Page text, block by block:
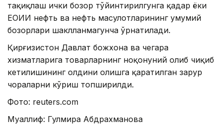
тақиқлаш ички бозор тўйинтирилгунга қадар ёки
ЕОИИ нефть ва нефть маҳсулотларининг умумий
бозорлари шаклланмагунча ўрнатилади.
Қирғизистон Давлат божхона ва чегара
хизматларига товарларнинг ноқонуний олиб чиқиб
кетилишининг олдини олишга қаратилган зарур
чораларни кўриш топширилди.
Фото: reuters.cоm
Муаллиф: Гулмира Абдрахманова